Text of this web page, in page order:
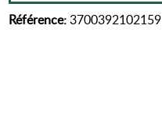
Référence:3700392102159